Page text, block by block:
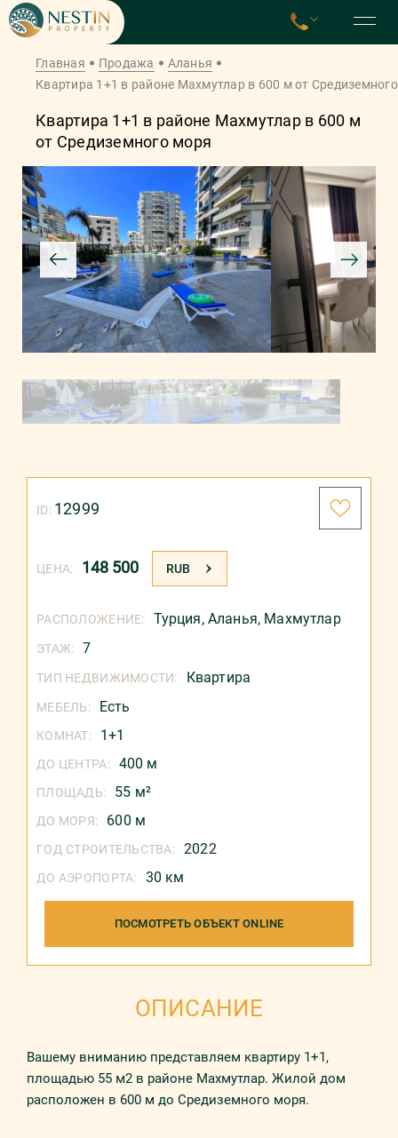
Главная Продажа
Аланья
Квартира 1+1 в районе Махмутлар в 600 м от
Квартира 1+1 в районе Махмутлар в 600 м
от Средиземного моря
ЦЕНА: 148 500 RUB
ID: 12999
РАСПОЛОЖЕНИЕ: Турция, Аланья, Махмутлар
ЭТАЖ: 7
ТИП НЕДВИЖИМОСТИ: Квартира
МЕБЕЛЬ: Есть
КОМНАТ: 1+1
ДО ЦЕНТРА: 400 м
ПЛОЩАДЬ: 55 м²
ДО МОРЯ: 600 м
ГОД СТРОИТЕЛЬСТВА: 2022
ДО АЭРОПОРТА: 30 км
ПОСМОТРЕТЬ ОБЪЕКТ ONLINE
ОПИСАНИЕ
Вашему вниманию представляем квартиру 1+1,
площадью 55 м2 в районе Махмутлар. Жилой дом
расположен в 600 м до Средиземного моря.